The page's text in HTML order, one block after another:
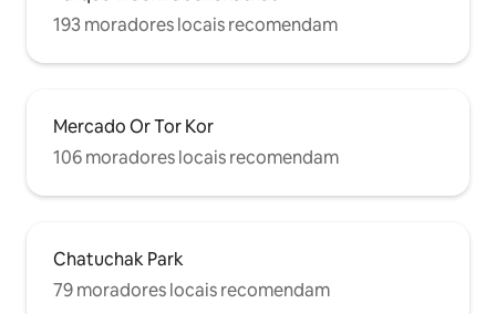
193 moradores locais recomendam
Mercado Or Tor Kor
106 moradores locais recomendam
Chatuchak Park
79 moradores locais recomendam